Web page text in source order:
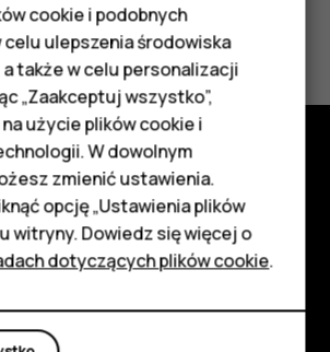
z funkcjami
M
były pomocne?
cookie i podobnych
ulepszenia środowiska
także w celu personalizacji
„Zaakceptuj wszystko”,
użycie plików cookie i
W dowolnym
zmienić ustawienia.
opcję „Ustawienia plików
witryny. Dowiedz się więcej o
dotyczących plików cookie.